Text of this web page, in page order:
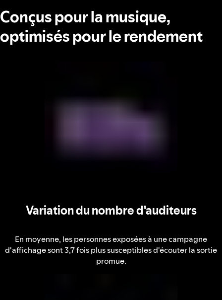
Conçus pour la musique,
optimisés pour le rendement
Variation du nombre d'auditeurs
En moyenne, les personnes exposées à une campagne
d'affichage sont 3,7 fois plus susceptibles d'écouter la sortie
promue.